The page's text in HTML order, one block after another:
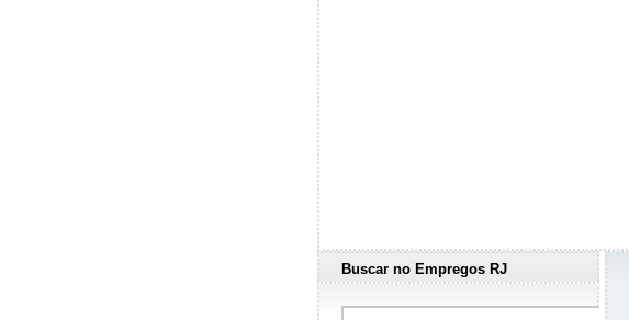
Buscar no Empregos RJ